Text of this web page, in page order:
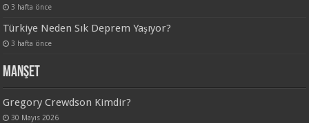
3 hafta önce
Türkiye Neden Sık Deprem Yaşıyor?
3 hafta önce
Manşet
Gregory Crewdson Kimdir?
30 Mayıs 2026